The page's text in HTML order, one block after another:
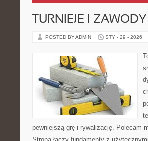
TURNIEJE I ZAWODY
POSTED BY ADMIN STY - 29 - 2026
pewniejszą grę i rywalizację. Polecam
Strona łączy fundamenty z